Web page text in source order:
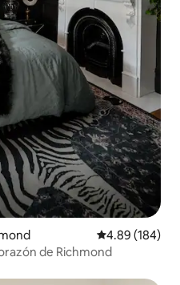
Calificación
4.89 (184)
de Richmond